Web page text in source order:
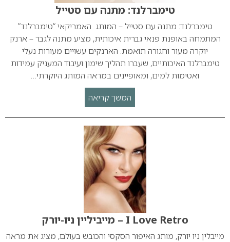
טימברלנד: מתנה עם סטייל
טימברלנד: מתנה עם סטייל – המותג האמריקאי “טימברלנד”
המתמחה באופנת פנאי גברית איכותית, מציע מתנה לגבר – ארנק
יוקרה מעור וחגורה תואמת. הארנקים עשויים מעורות נעלי
טימברלנד האיכותיים, שעברו תהליך שימון ועיבוד המעניק עמידות
ואטימות למים, ומאופיינים במראה המותג היוקרתי…
המשך קריאה
I Love Retro – מייביליין ניו-יורק
מייבלין ניו יורק, מותג האיפור הסקסי והכובש בעולם, מציג את מראה